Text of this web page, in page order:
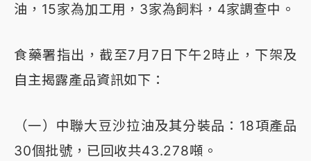
油，15家為加工用，3家為飼料，4家調查中。
食藥署指出，截至7月7日下午2時止，下架及
自主揭露產品資訊如下：
（一）中聯大豆沙拉油及其分裝品：18項產品
30個批號，已回收共43.278噸。